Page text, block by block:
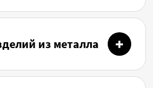
из металла